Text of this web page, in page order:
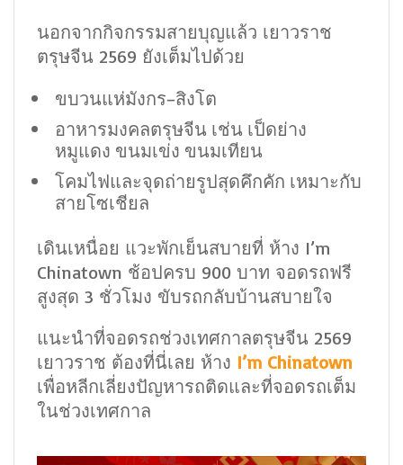
นอกจากกิจกรรมสายบุญแล้ว เยาวราช
ตรุษจีน 2569 ยังเต็มไปด้วย
ขบวนแห่มังกร–สิงโต
อาหารมงคลตรุษจีน เช่น เป็ดย่าง
หมูแดง ขนมเข่ง ขนมเทียน
โคมไฟและจุดถ่ายรูปสุดคึกคัก เหมาะกับ
สายโซเชียล
เดินเหนื่อย แวะพักเย็นสบายที่ ห้าง I’m
Chinatown ช้อปครบ 900 บาท จอดรถฟรี
สูงสุด 3 ชั่วโมง ขับรถกลับบ้านสบายใจ
แนะนำที่จอดรถช่วงเทศกาลตรุษจีน 2569
เยาวราช ต้องที่นี่เลย ห้าง I’m Chinatown
เพื่อหลีกเลี่ยงปัญหารถติดและที่จอดรถเต็ม
ในช่วงเทศกาล